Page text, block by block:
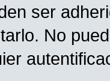
ser
No